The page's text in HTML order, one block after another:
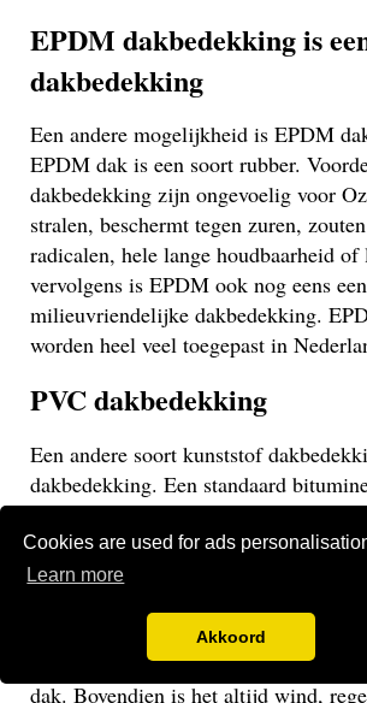
Cookies are used for ads
Learn more
Akkoord
EPDM dakbedekking is
dakbedekking
Een andere mogelijkheid is EPDM
EPDM dak is een soort rubber.
dakbedekking zijn ongevoelig voor
stralen, beschermt tegen zuren,
radicalen, hele lange houdbaarheid of
vervolgens is EPDM ook nog eens een
milieuvriendelijke dakbedekking.
worden heel veel toegepast in
PVC dakbedekking
Een andere soort kunststof
dakbedekking. Een standaard
dakbedekking gaat veelal niet langer
Een EPDM of PVC dak gaat veel
daarom een stuk duurzamer. Een PVC
dezelfde eigenschappen als een
Het gaat weliswaar iets minder lang
EPDM dak, maar uiteraard langer
dak. Bovendien is het altijd wind,